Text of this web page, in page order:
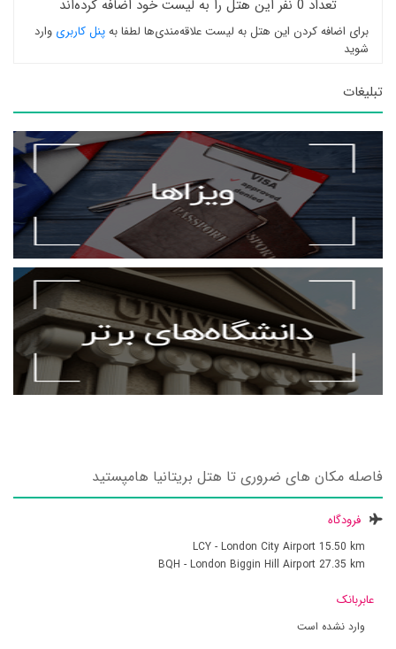
تعداد 0 نفر این هتل را به لیست خود اضافه کرده‌اند
برای اضافه کردن این هتل به لیست علاقه‌مندی‌ها لطفا بهپنل کاربری وارد
شوید
تبلیغات
فاصله مکان های ضروری تا هتل بریتانیا هامپستید
فرودگاه
LCY - London City Airport 15.50 km
BQH - London Biggin Hill Airport 27.35 km
عابربانک
وارد نشده است